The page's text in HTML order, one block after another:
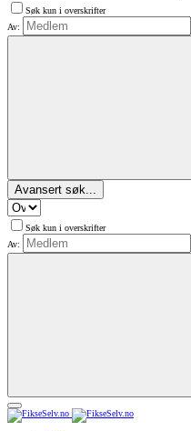
Søk kun i overskrifter
Av:
Avansert søk...
Søk kun i overskrifter
Av: